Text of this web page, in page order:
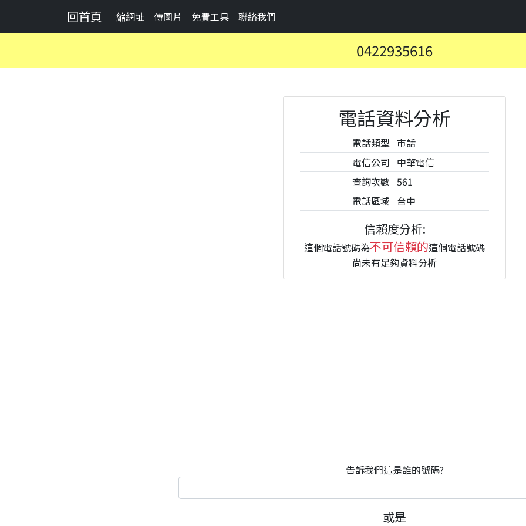
回首頁 縮網址 傳圖片 免費工具 聯絡我們
0422935616
電話資料分析
電話類型 市話
電信公司 中華電信
查詢次數 561
電話區域 台中
信賴度分析:
這個電話號碼為不可信賴的這個電話號碼
尚未有足夠資料分析
告訴我們這是誰的號碼?
或是